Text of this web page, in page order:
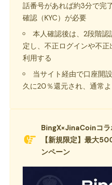
話番号があれば約3分で完
確認（KYC）が必要
本人確認後は、2段階
定し、不正ログインや不
利用する
当サイト経由で口座開
久に20％還元され、通常
BingX×JinaCoinコラ
【新規限定】最大
ンペーン